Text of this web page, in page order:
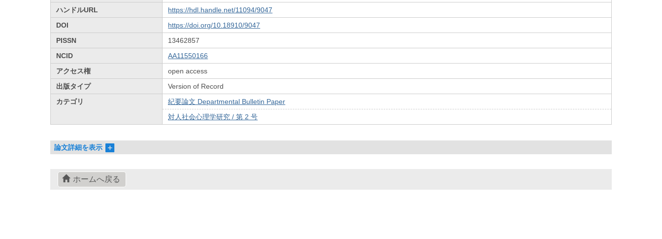
ハンドルURL
https://hdl.handle.net/11094/9047
DOI
https://doi.org/10.18910/9047
PISSN
13462857
NCID
AA11550166
アクセス権
open access
出版タイプ
Version of Record
カテゴリ
紀要論文 Departmental Bulletin Paper
対人社会心理学研究 / 第 2 号
論文詳細を表示
ホームへ戻る